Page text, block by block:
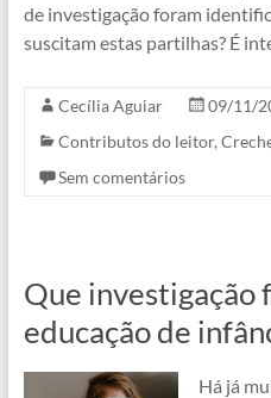
de investigação foram
suscitam estas partilhas? É
Cecília Aguiar
09/11/
Contributos do leitor,
Sem comentários
Que investigação
educação de
Há já